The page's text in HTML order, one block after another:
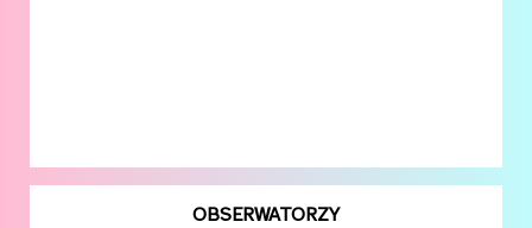
OBSERWATORZY